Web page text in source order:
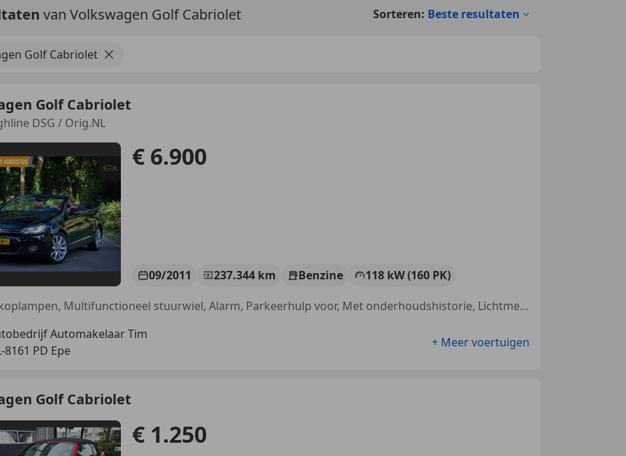
van Volkswagen Golf Cabriolet Sorteren: Beste resultaten
Golf Cabriolet
Golf Cabriolet
DSG / Orig.NL
€ 6.900
09/2011 237.344 km Benzine
118 kW (160 PK)
Bi-Xenon koplampen, Multifunctioneel stuurwiel, Alarm, Parkeerhulp voor, Met onderhoudshistorie, Lichtmetalen velgen, Open dak, Elektrische ramen
Automakelaar Tim
8161 PD Epe
+ Meer voertuigen
Golf Cabriolet
€ 1.250